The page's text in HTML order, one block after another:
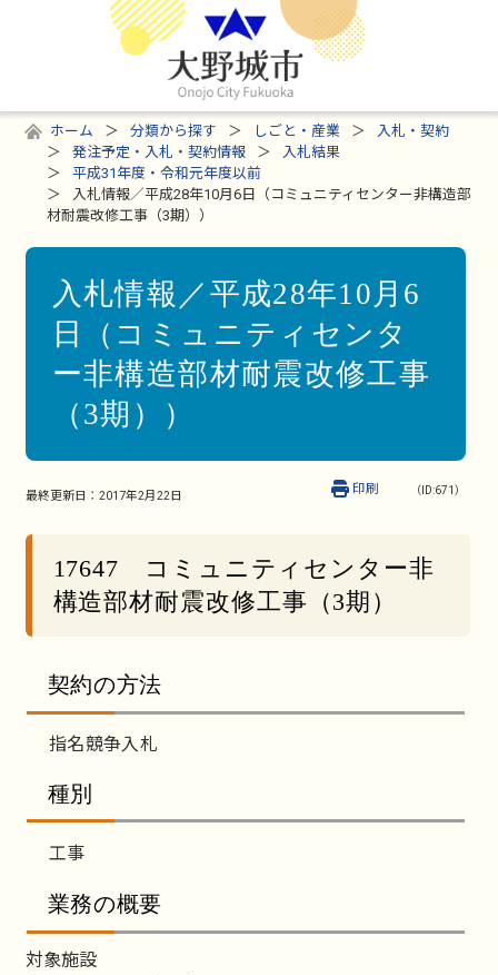
ホーム 分類から探す しごと・産業
入札・契約
発注予定・入札・契約情報
入札結果
平成31年度・令和元年度以前
入札情報／平成28年10月6日（コミュニティセンター非構造部
材耐震改修工事（3期））
入札情報／平成28年10月6
日（コミュニティセンタ
ー非構造部材耐震改修工事
（3期））
最終更新日： 2017年2月22日 （ID:671）
印刷
17647 コミュニティセンター非
構造部材耐震改修工事（3期）
契約の方法
指名競争入札
種別
工事
業務の概要
対象施設